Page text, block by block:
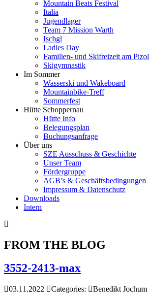
Mountain Beats Festival
Italia
Jugendlager
Team 7 Mission Warth
Ischgl
Ladies Day
Familien- und Skifreizeit am Pizol
Skigymnastik
Im Sommer
Wasserski und Wakeboard
Mountainbike-Treff
Sommerfest
Hütte Schoppernau
Hütte Info
Belegungsplan
Buchungsanfrage
Über uns
SZE Ausschuss & Geschichte
Unser Team
Fördergruppe
AGB’s & Geschäftsbedingungen
Impressum & Datenschutz
Downloads
Intern
FROM THE BLOG
3552-2413-max
03.11.2022 Categories: Benedikt Jochum